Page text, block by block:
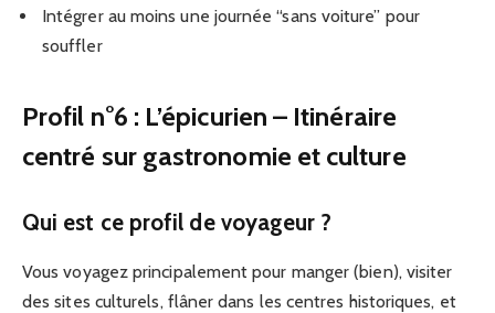
Intégrer au moins une journée “sans voiture” pour
souffler
Profil n°6 : L’épicurien – Itinéraire
centré sur gastronomie et culture
Qui est ce profil de voyageur ?
Vous voyagez principalement pour manger (bien), visiter
des sites culturels, flâner dans les centres historiques, et